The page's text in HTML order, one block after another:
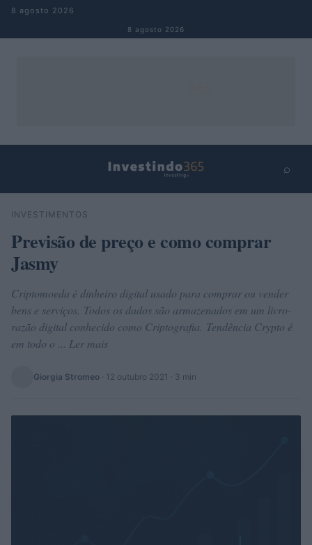
Pular para o conteúdo
8 agosto 2026
8 agosto 2026
⌕
Buscar
INVESTIMENTOS
Previsão de preço e como comprar
Jasmy
Criptomoeda é dinheiro digital usado para comprar ou vender
bens e serviços. Todos os dados são armazenados em um livro-
razão digital conhecido como Criptografia. Tendência Crypto é
em todo o ... Ler mais
Giorgia Stromeo · 12 outubro 2021 · 3 min